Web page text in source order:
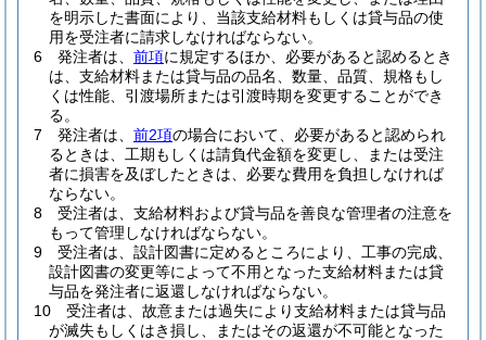
を明示した書面により、当該支給材料もしくは貸与品の使
用を受注者に請求しなければならない。
6
発注者は、 前項に規定するほか、必要があると認めるとき
は、支給材料または貸与品の品名、数量、品質、規格もし
くは性能、引渡場所または引渡時期を変更することができ
る。
7
発注者は、 前2項の場合において、必要があると認められ
るときは、工期もしくは請負代金額を変更し、または受注
者に損害を及ぼしたときは、必要な費用を負担しなければ
ならない。
8
受注者は、支給材料および貸与品を善良な管理者の注意を
もって管理しなければならない。
9
受注者は、設計図書に定めるところにより、工事の完成、
設計図書の変更等によって不用となった支給材料または貸
与品を発注者に返還しなければならない。
10
受注者は、故意または過失により支給材料または貸与品
が滅失もしくはき損し、またはその返還が不可能となった